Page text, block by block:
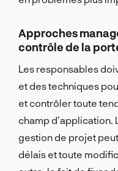
Approches
contrôle de la
Les responsables
et des techniques
et contrôler toute
champ d’application.
gestion de projet
délais et toute